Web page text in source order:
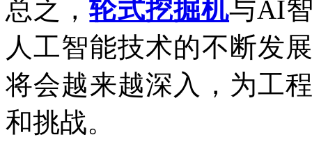
总之，轮式挖掘机与AI
人工智能技术的不断发
将会越来越深入，为工
和挑战。